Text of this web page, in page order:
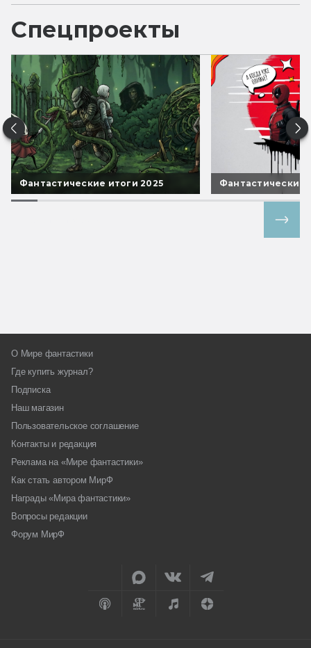
Спецпроекты
Фантастические итоги 2025 Фантастические
О Мире фантастики
Где купить журнал?
Подписка
Наш магазин
Пользовательское соглашение
Контакты и редакция
Реклама на «Мире фантастики»
Как стать автором МирФ
Награды «Мира фантастики»
Вопросы редакции
Форум МирФ